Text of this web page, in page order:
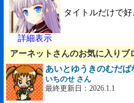
詳細表示
タイトルだけで
アーネットさんのお気に入りブ
あいとゆうきのむだば
いちのせ さん
最終更新日：2026.1.1